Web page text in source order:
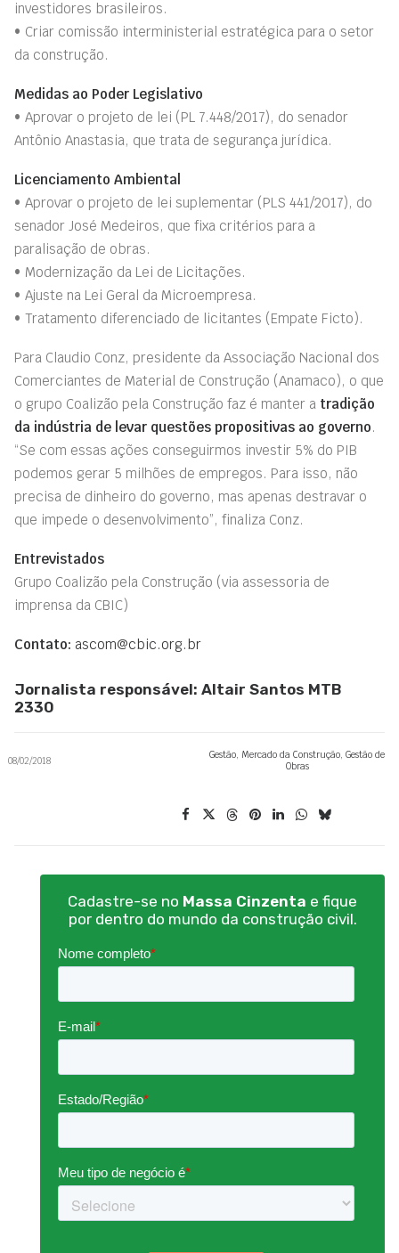
investidores brasileiros.
• Criar comissão interministerial estratégica para o setor
da construção.
Medidas ao Poder Legislativo
• Aprovar o projeto de lei (PL 7.448/2017), do senador
Antônio Anastasia, que trata de segurança jurídica.
Licenciamento Ambiental
• Aprovar o projeto de lei suplementar (PLS 441/2017), do
senador José Medeiros, que fixa critérios para a
paralisação de obras.
• Modernização da Lei de Licitações.
• Ajuste na Lei Geral da Microempresa.
• Tratamento diferenciado de licitantes (Empate Ficto).
Para Claudio Conz, presidente da Associação Nacional dos
Comerciantes de Material de Construção (Anamaco), o que
o grupo Coalizão pela Construção faz é manter a tradição
da indústria de levar questões propositivas ao governo.
“Se com essas ações conseguirmos investir 5% do PIB
podemos gerar 5 milhões de empregos. Para isso, não
precisa de dinheiro do governo, mas apenas destravar o
que impede o desenvolvimento”, finaliza Conz.
Entrevistados
Grupo Coalizão pela Construção (via assessoria de
imprensa da CBIC)
Contato: ascom@cbic.org.br
Jornalista responsável: Altair Santos MTB
2330
08/02/2018 Gestão, Mercado da Construção, Gestão de
Obras
Cadastre-se no Massa Cinzenta e fique
por dentro do mundo da construção civil.